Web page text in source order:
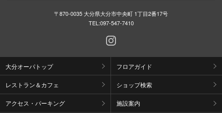
〒870-0035 大分県大分市中央町 1丁目2番17号
TEL:097-547-7410
大分オーパトップ フロアガイド
レストラン＆カフェ ショップ検索
アクセス・パーキング 施設案内